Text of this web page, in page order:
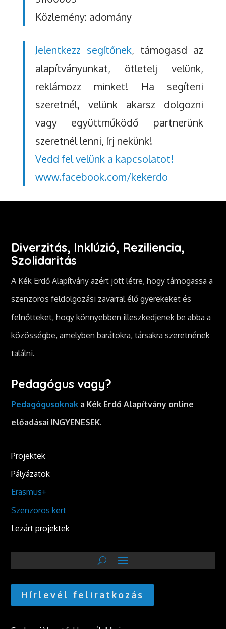
Közlemény: adomány
Jelentkezz segítőnek, támogasd az
alapítványunkat, ötletelj velünk,
reklámozz minket! Ha segíteni
szeretnél, velünk akarsz dolgozni
vagy együttműködő partnerünk
szeretnél lenni, írj nekünk!
Vedd fel velünk a kapcsolatot!
www.facebook.com/kekerdo
Diverzitás, Inklúzió, Reziliencia,
Szolidaritás
A Kék Erdő Alapítvány azért jött létre, hogy támogassa a
szenzoros feldolgozási zavarral élő gyerekeket és
felnőtteket, hogy könnyebben illeszkedjenek be abba a
közösségbe, amelyben barátokra, társakra szeretnének
találni.
Pedagógus vagy?
Pedagógusoknak a Kék Erdő Alapítvány online
előadásai INGYENESEK.
Projektek
Pályázatok
Erasmus+
Szenzoros kert
Lezárt projektek
Hírlevél feliratkozás